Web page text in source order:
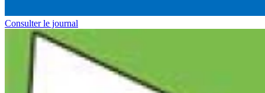
Consulter le journal